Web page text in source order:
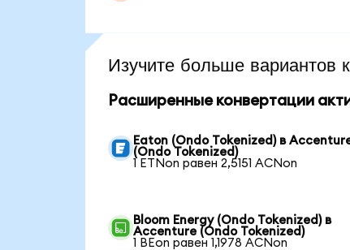
Изучите больше вариантов
Расширенные конвертации
Eaton (Ondo Tokenized) в
(Ondo Tokenized)
1 ETNon равен 2,5151 ACNon
Bloom Energy (Ondo Tokenized) в
Accenture (Ondo Tokenized)
1 BEon равен 1,1978 ACNon